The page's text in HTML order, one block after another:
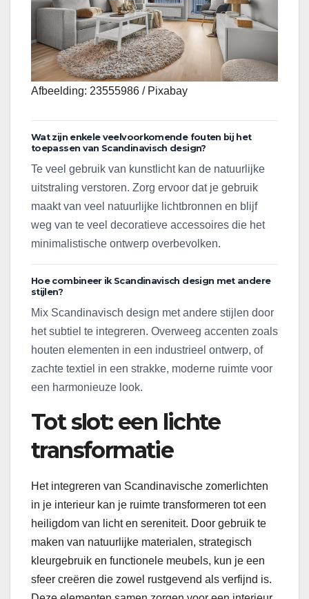
Afbeelding: 23555986 / Pixabay
Wat zijn enkele veelvoorkomende fouten bij het
toepassen van Scandinavisch design?
Te veel gebruik van kunstlicht kan de natuurlijke
uitstraling verstoren. Zorg ervoor dat je gebruik
maakt van veel natuurlijke lichtbronnen en blijf
weg van te veel decoratieve accessoires die het
minimalistische ontwerp overbevolken.
Hoe combineer ik Scandinavisch design met andere
stijlen?
Mix Scandinavisch design met andere stijlen door
het subtiel te integreren. Overweeg accenten zoals
houten elementen in een industrieel ontwerp, of
zachte textiel in een strakke, moderne ruimte voor
een harmonieuze look.
Tot slot: een lichte
transformatie
Het integreren van Scandinavische zomerlichten
in je interieur kan je ruimte transformeren tot een
heiligdom van licht en sereniteit. Door gebruik te
maken van natuurlijke materialen, strategisch
kleurgebruik en functionele meubels, kun je een
sfeer creëren die zowel rustgevend als verfijnd is.